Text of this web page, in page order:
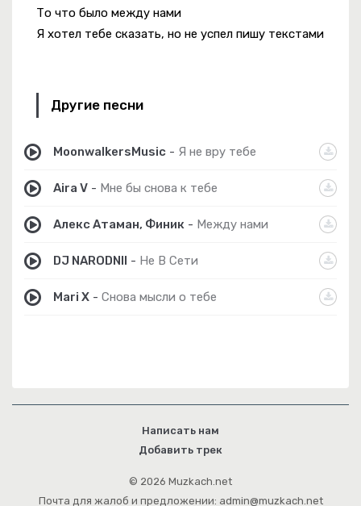
То что было между нами
Я хотел тебе сказать, но не успел пишу текстами
Другие песни
MoonwalkersMusic - Я не вру тебе
Aira V - Мне бы снова к тебе
Алекс Атаман, Финик - Между нами
DJ NARODNII - Не В Сети
Mari X - Снова мысли о тебе
Написать нам
Добавить трек
© 2026 Muzkach.net
Почта для жалоб и предложении: admin@muzkach.net